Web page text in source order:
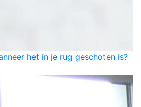
het in je rug geschoten is?